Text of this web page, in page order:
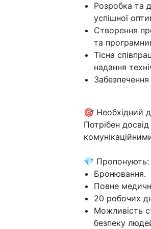
Розробка та
успішної
Створення
та
Тісна
надання
Забезпечення
🎯 Необхідний
Потрібен досвід
💎 Пропонують:
Бронювання.
Повне
20 робочих
Можливість
безпеку